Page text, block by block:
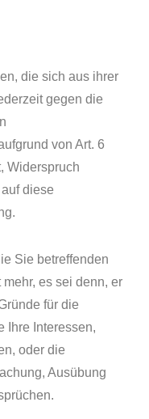
die sich aus ihrer
gegen die
von Art. 6
Widerspruch
diese
Sie betreffenden
es sei denn, er
für die
Ihre Interessen,
oder die
Ausübung